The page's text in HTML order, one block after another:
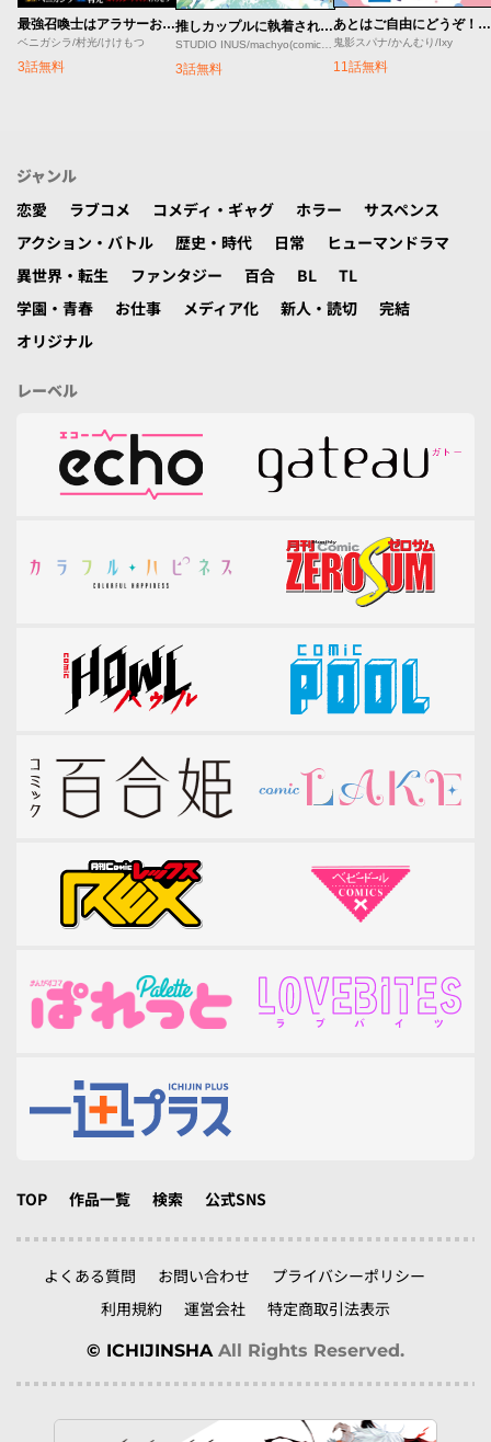
最強召喚士はアラサーおっさん 〜カードを親に処分されたカードゲーマーの異世界無双〜
ベニガシラ/村光/けけもつ
3話無料
推しカップルに執着されはじめました
3話無料
あとはご自由にどうぞ！～チュートリアルで神様がラスボスを倒しちゃったので私は好き放題生きていく～
鬼影スパナ/かんむり/Ixy
11話無料
ジャンル
恋愛
ラブコメ コメディ・ギャグ ホラー
サスペンス
アクション・バトル
歴史・時代 日常
ヒューマンドラマ
異世界・転生
ファンタジー 百合 BL
TL
学園・青春
お仕事 メディア化 新人・読切
完結
オリジナル
レーベル
TOP 作品一覧 検索 公式SNS
よくある質問 お問い合わせ
プライバシーポリシー
利用規約
運営会社 特定商取引法表示
© ICHIJINSHA All Rights Reserved.